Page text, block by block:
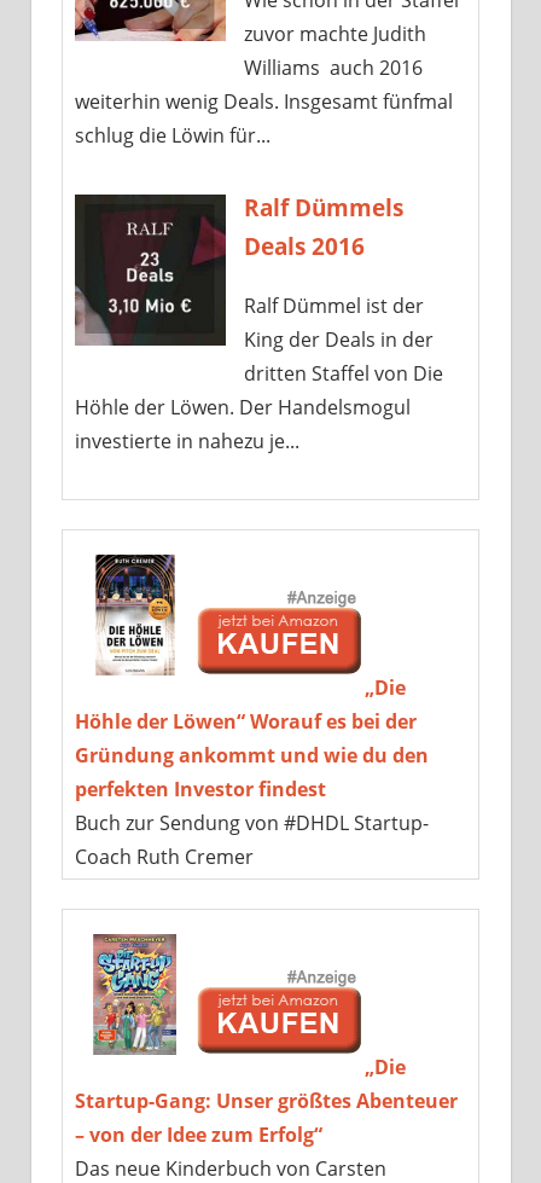
zuvor machte Judith
Williams auch 2016
weiterhin wenig Deals. Insgesamt fünfmal
schlug die Löwin für...
Ralf Dümmels
Deals 2016
Ralf Dümmel ist der
King der Deals in der
dritten Staffel von Die
Höhle der Löwen. Der Handelsmogul
investierte in nahezu je...
„Die
Höhle der Löwen“ Worauf es bei der
Gründung ankommt und wie du den
perfekten Investor findest
Buch zur Sendung von #DHDL Startup-
Coach Ruth Cremer
„Die
Startup-Gang: Unser größtes Abenteuer
– von der Idee zum Erfolg“
Das neue Kinderbuch von Carsten